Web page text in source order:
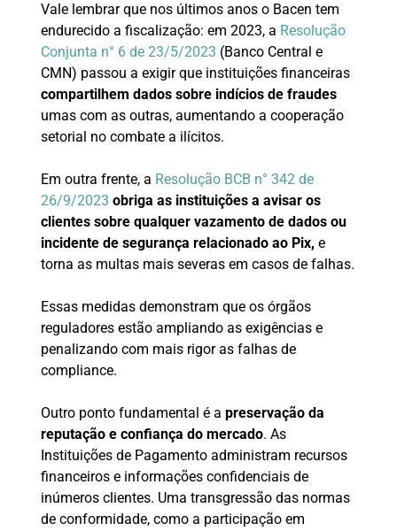
Vale lembrar que nos últimos anos o Bacen tem
endurecido a fiscalização: em 2023, a Resolução
Conjunta n° 6 de 23/5/2023 (Banco Central e
CMN) passou a exigir que instituições financeiras
compartilhem dados sobre indícios de fraudes
umas com as outras, aumentando a cooperação
setorial no combate a ilícitos.
Em outra frente, a Resolução BCB n° 342 de
26/9/2023 obriga as instituições a avisar os
clientes sobre qualquer vazamento de dados ou
incidente de segurança relacionado ao Pix, e
torna as multas mais severas em casos de falhas.
Essas medidas demonstram que os órgãos
reguladores estão ampliando as exigências e
penalizando com mais rigor as falhas de
compliance.
Outro ponto fundamental é a preservação da
reputação e confiança do mercado. As
Instituições de Pagamento administram recursos
financeiros e informações confidenciais de
inúmeros clientes. Uma transgressão das normas
de conformidade, como a participação em